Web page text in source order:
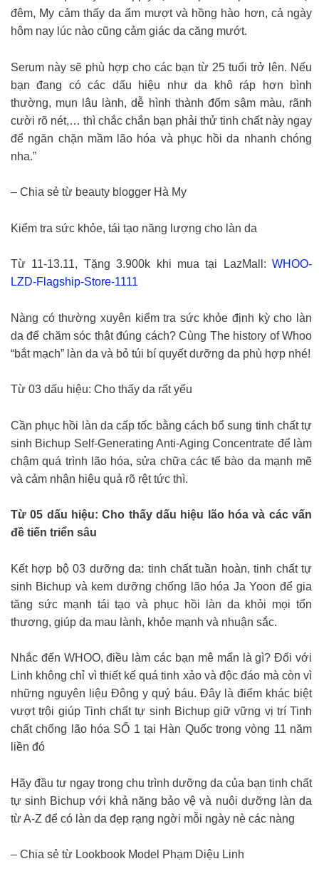
đêm, My cảm thấy da ẩm mượt và hồng hào hơn, cả ngày
hôm nay lúc nào cũng cảm giác da căng mướt.
Serum này sẽ phù hợp cho các bạn từ 25 tuổi trở lên. Nếu
bạn đang có các dấu hiệu như da khô ráp hơn bình
thường, mụn lâu lành, dễ hình thành đốm sậm màu, rãnh
cười rõ nét,… thì chắc chắn bạn phải thử tinh chất này ngay
để ngăn chặn mầm lão hóa và phục hồi da nhanh chóng
nha.”
– Chia sẻ từ beauty blogger Hà My
Kiểm tra sức khỏe, tái tạo năng lượng cho làn da
Từ 11-13.11, Tặng 3.900k khi mua tại LazMall: WHOO-
LZD-Flagship-Store-1111
Nàng có thường xuyên kiểm tra sức khỏe định kỳ cho làn
da để chăm sóc thật đúng cách? Cùng The history of Whoo
“bắt mạch” làn da và bỏ túi bí quyết dưỡng da phù hợp nhé!
Từ 03 dấu hiệu: Cho thấy da rất yếu
Cần phục hồi làn da cấp tốc bằng cách bổ sung tinh chất tự
sinh Bichup Self-Generating Anti-Aging Concentrate để làm
chậm quá trình lão hóa, sửa chữa các tế bào da mạnh mẽ
và cảm nhận hiệu quả rõ rệt tức thì.
Từ 05 dấu hiệu: Cho thấy dấu hiệu lão hóa và các vấn
đề tiến triển sâu
Kết hợp bộ 03 dưỡng da: tinh chất tuần hoàn, tinh chất tự
sinh Bichup và kem dưỡng chống lão hóa Ja Yoon để gia
tăng sức mạnh tái tạo và phục hồi làn da khỏi mọi tổn
thương, giúp da mau lành, khỏe mạnh và nhuận sắc.
Nhắc đến WHOO, điều làm các bạn mê mẩn là gì? Đối với
Linh không chỉ vì thiết kế quá tinh xảo và độc đáo mà còn vì
những nguyên liệu Đông y quý báu. Đây là điểm khác biệt
vượt trội giúp Tinh chất tự sinh Bichup giữ vững vị trí Tinh
chất chống lão hóa SỐ 1 tại Hàn Quốc trong vòng 11 năm
liền đó
Hãy đầu tư ngay trong chu trình dưỡng da của bạn tinh chất
tự sinh Bichup với khả năng bảo vệ và nuôi dưỡng làn da
từ A-Z để có làn da đẹp rạng ngời mỗi ngày nè các nàng
– Chia sẻ từ Lookbook Model Phạm Diệu Linh